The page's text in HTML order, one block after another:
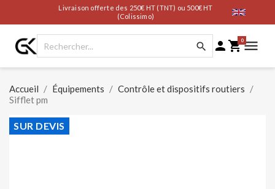
Livraison offerte des 250€ HT (TNT) ou 500€ HT
(Colissimo)
  0
Accueil Équipements
Contrôle et dispositifs routiers
Sifflet pm
SUR DEVIS